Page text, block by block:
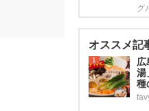
グ
オススメ記
1
広
湯
種